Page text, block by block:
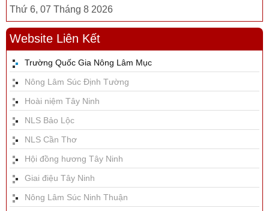
Thứ 6, 07 Tháng 8 2026
Website Liên Kết
Trường Quốc Gia Nông Lâm Mục
Nông Lâm Súc Định Tường
Hoài niệm Tây Ninh
NLS Bảo Lộc
NLS Cần Thơ
Hội đồng hương Tây Ninh
Giai điệu Tây Ninh
Nông Lâm Súc Ninh Thuận